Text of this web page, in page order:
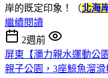
岸的既定印象！（北海
繼續閱讀
2週前
屏東【瀰力親水運動公
親子公園，3座鯨魚溜